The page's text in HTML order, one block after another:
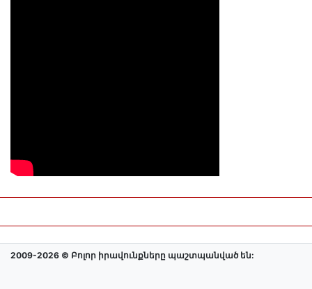
2009-2026 © Բոլոր իրավունքները պաշտպանված են: